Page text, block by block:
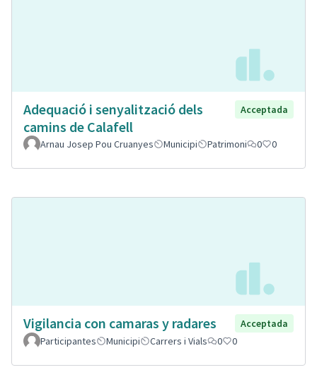
Adequació i senyalització dels
camins de Calafell
Acceptada
Arnau Josep Pou Cruanyes Municipi Patrimoni 0 0
Vigilancia con camaras y radares
Acceptada
Participantes
Municipi Carrers i Vials 0 0